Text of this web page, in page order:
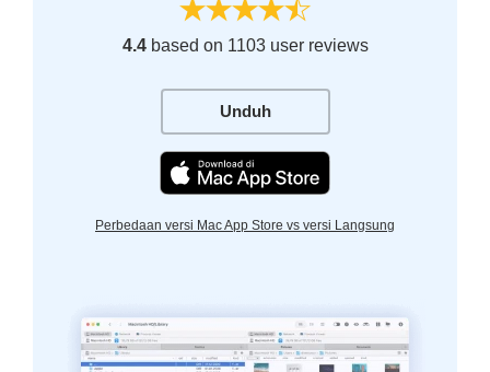
4.4based on 1103 user reviews
Unduh
Perbedaan versi Mac App Store vs versi Langsung